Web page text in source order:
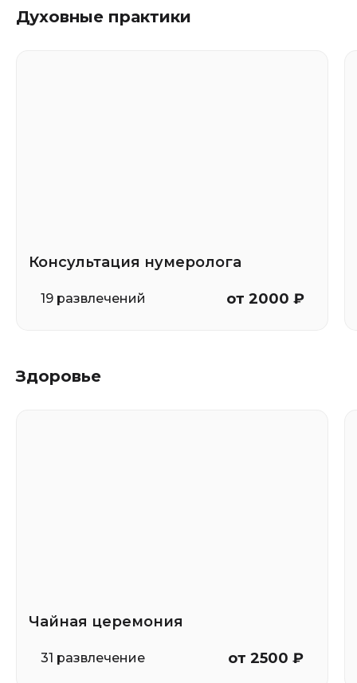
Духовные практики
Консультация нумеролога
19 развлечений от 2000 ₽
Здоровье
Чайная церемония
31 развлечение от 2500 ₽